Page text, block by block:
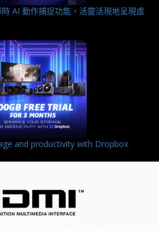
AI 動作捕捉功能，活靈活現地呈現虛
and productivity with Dropbox